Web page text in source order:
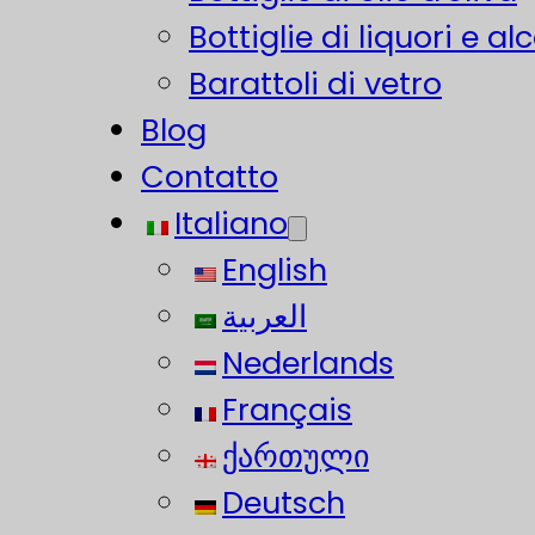
Bottiglie di liquori e
Barattoli di vetro
Blog
Contatto
Italiano
English
العربية
Nederlands
Français
ქართული
Deutsch